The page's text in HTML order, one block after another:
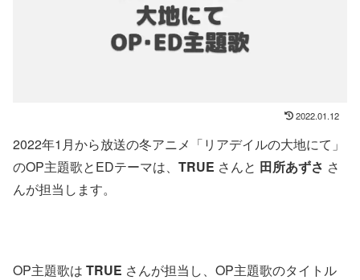
2022.01.12
2022年1月から放送の冬アニメ「リアデイルの大地にて」
のOP主題歌とEDテーマは、 TRUE さんと 田所あずさ さ
んが担当します。
OP主題歌は TRUE さんが担当し、OP主題歌のタイトル